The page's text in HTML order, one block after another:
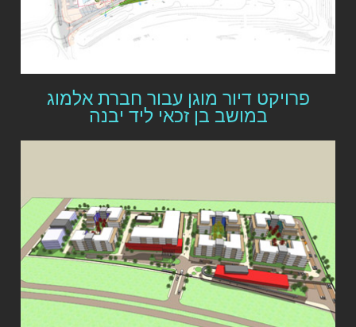
פרויקט דיור מוגן עבור חברת אלמוג
במושב בן זכאי ליד יבנה